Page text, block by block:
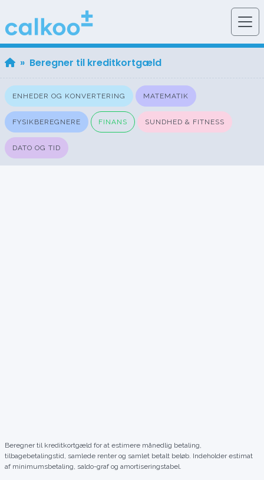
» Beregner til kreditkortgæld
ENHEDER OG KONVERTERING MATEMATIK
FYSIKBEREGNERE FINANS SUNDHED & FITNESS
DATO OG TID
Beregner til kreditkortgæld for at estimere månedlig betaling,
tilbagebetalingstid, samlede renter og samlet betalt beløb. Indeholder estimat
af minimumsbetaling, saldo-graf og amortiseringstabel.